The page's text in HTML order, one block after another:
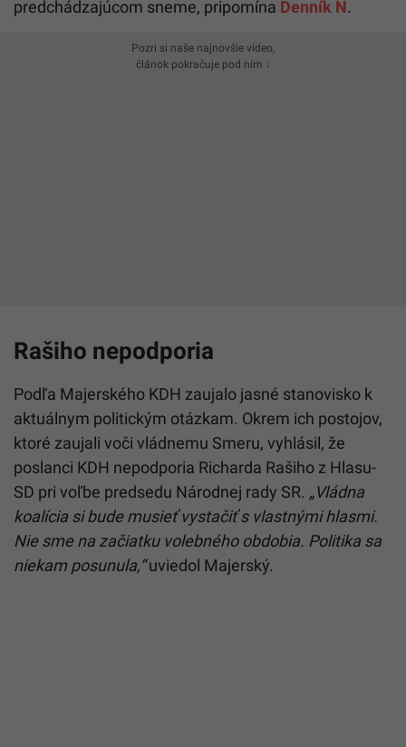
predchádzajúcom sneme, pripomína Denník N.
Pozri si naše najnovšie video,
článok pokračuje pod ním ↓
Rašiho nepodporia
Podľa Majerského KDH zaujalo jasné stanovisko k
aktuálnym politickým otázkam. Okrem ich postojov,
ktoré zaujali voči vládnemu Smeru, vyhlásil, že
poslanci KDH nepodporia Richarda Rašiho z Hlasu-
SD pri voľbe predsedu Národnej rady SR. „Vládna
koalícia si bude musieť vystačiť s vlastnými hlasmi.
Nie sme na začiatku volebného obdobia. Politika sa
niekam posunula,“uviedol Majerský.